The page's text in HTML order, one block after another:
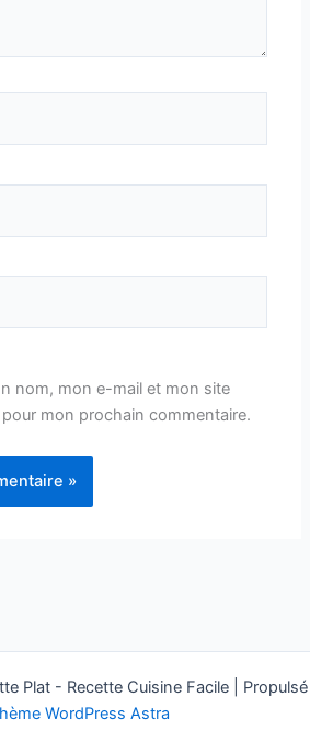
nom, mon e-mail et mon site
mon prochain commentaire.
Plat - Recette Cuisine Facile | Propulsé
WordPress Astra